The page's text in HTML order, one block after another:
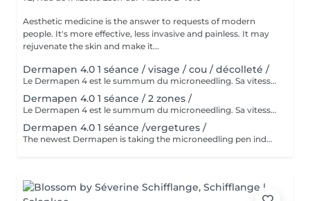
Aesthetic medicine is the answer to requests of modern
people. It's more effective, less invasive and painless. It may
rejuvenate the skin and make it...
Dermapen 4.0 1 séance / visage / cou / décolleté /
Le Dermapen 4 est le summum du microneedling. Sa vitesse peut être le double de celle des autres appareils de microneedling. Contrôle de toutes les fonctions, p. ex. vitesse et profondeur, par une simple pression sur le bouton, pour des résultats fiables. La stimulation du derme par les micro-aiguilles induit une nouvelle production de collagène et d'élastine deux substances indispensables pour régénérer la peau. Une meilleure pénétration des produits de mésothérapie. La création de trous microscopiques, invisibles à l'il nu, réalisant des canaux microscopiques conduisent directement les produits de traitement au niveau du derme profond. Cette procédure permet de rajeunir la texture de votre peau, de resserrer les pores dilatés de réduire les rides les cicatrices d'acné, les vergetures, la pigmentation, les cicatr La peau devient plus ferme déjà après un seul traitement, les ridules s'atténuent, les taches pigmentaires s'éclaircissent, les cicatrices guérissent mieux et de manière générale la peau est plus éclatante. La peau devient aussi plus réceptive aux produits de soin post-traitement. Indications - Amélioration des cicatrices - Acné - Fractional - Raffermissement de la peau - Pigment - Blépharoplastie / Levage périoculaire Consultation et diagnostic gratuits avant traitement. N'hésitez pas à demander votre étude personnalisée. Les tarifs des soins proposés ici sont variables selon la zone à traiter, les appareils et produits mis en, oeuvre. Qu'est-ce qui rend les peelings UBER différents ? La gamme ÜBER Peel a été conçue pour fonctionner en synergie avec les procédures de microneedling. Contrairement à de nombreux autres peelings, les peelings ÜBER MD et ÜBER Pro peuvent être appliqués immédiatement après le microneedling pour améliorer les effets de la procédure. Les deux peelings sont auto-neutralisants et ne nécessitent aucun soin de suivi particulier après l'application. Les clients traités avec l'un des peelings doivent éviter de laver la zone traitée et s'abstenir de toute activité pouvant entraîner une transpiration excessive pendant 24 heures. Les peelings sont adaptés et efficaces en tant que traitements autonomes, mais fonctionnent mieux lorsqu'ils sont utilisés en conjonction avec le microneedling
Dermapen 4.0 1 séance / 2 zones /
Le Dermapen 4 est le summum du microneedling. Sa vitesse peut être le double de celle des autres appareils de microneedling. Contrôle de toutes les fonctions, p. ex. vitesse et profondeur, par une simple pression sur le bouton, pour des résultats fiables. Le microneedling, micro-aiguilletage, micropuncture ou induction du collagène par traitement percutané sont des procédures utilisées en cosmétique et en dermatologie. La surface de la peau est perforée au moyen de dispositifs munis de micro-aiguilles. Le microneedling est principalement utilisé pour rajeunir la peau. Ce traitement diminue également les irrégularités pigmentaires. La peau est pour ainsi dire restructurée par le microneedling, si bien que ce traitement peut être utilisé pour les cicatrices en général comme pour celles de l'acné. La peau devient plus ferme déjà après un seul traitement, les ridules s'atténuent, les taches pigmentaires s'éclaircissent, les cicatrices guérissent mieux et de manière générale la peau est plus éclatante. La peau devient aussi plus réceptive aux produits de soin post-traitement. Indications - Amélioration des cicatrices - Acné - Fractional - Raffermissement de la peau - Pigment - Blépharoplastie / Levage périoculaire Consultation et diagnostic gratuits avant traitement. N'hésitez pas à demander votre étude personnalisée. Les tarifs des soins proposés ici sont variables selon la zone à traiter, les appareils et produits mis en, oeuvre.
Dermapen 4.0 1 séance /vergetures /
The newest Dermapen is taking the microneedling pen industry by storm. Dermapen 4 glides over the skin, creating millions of fine, vertical fractional channels up to 104% faster than other microneedling pens. These channels can deliver up to 80% more topical nutrients deeper into the skin. The micro-injuries trigger a natural repair process, increasing the production of collagen and elastin and visibly improving a variety of skin problems.